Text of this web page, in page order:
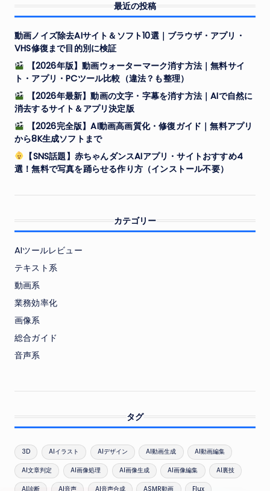
最近の投稿
動画ノイズ除去AIサイト＆ソフト10選｜ブラウザ・アプリ・
VHS修復まで目的別に検証
【2026年版】動画ウォーターマーク消す方法｜無料サイ
ト・アプリ・PCツール比較（違法？も整理）
【2026年最新】動画の文字・字幕を消す方法｜AIで自然に
消去するサイト＆アプリ決定版
【2026完全版】AI動画高画質化・修復ガイド｜無料アプリ
から8K生成ソフトまで
【SNS話題】赤ちゃんダンスAIアプリ・サイトおすすめ4
選！無料で写真を踊らせる作り方（インストール不要）
カテゴリー
AIツールレビュー
テキスト系
動画系
業務効率化
画像系
総合ガイド
音声系
タグ
3D AIイラスト AIデザイン AI動画生成 AI動画編集
AI文章判定 AI画像処理 AI画像生成 AI画像編集 AI裏技
AI診断 AI音声 AI音声合成 ASMR動画 Flux